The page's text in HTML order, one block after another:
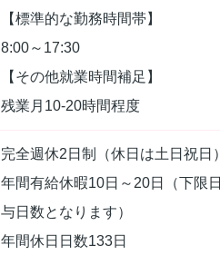
【標準的な勤務時間帯】
8:00～17:30
【その他就業時間補足】
残業月10‐20時間程度
完全週休2日制（休日は土日祝日）
年間有給休暇10日～20日（下限
与日数となります）
年間休日日数133日